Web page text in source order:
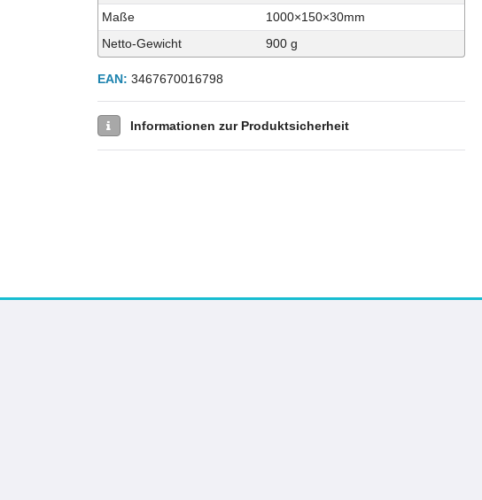
Maße
1000×150×30mm
Netto-Gewicht
900 g
EAN: 3467670016798
Informationen zur Produktsicherheit